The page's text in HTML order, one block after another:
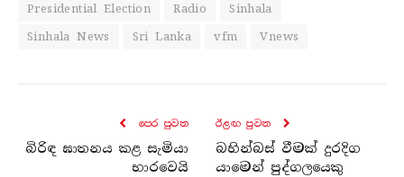
Presidential Election
Radio
Sinhala
Sinhala News
Sri Lanka vfm Vnews
පෙර පුව​ත
බිරිඳ ඝාතනය කළ සැමියා
භාරවෙයි
ඊළඟ පුව​ත
බහින්බස් වීමක් දුරදිග
යාමෙන් පුද්ගලයෙකු